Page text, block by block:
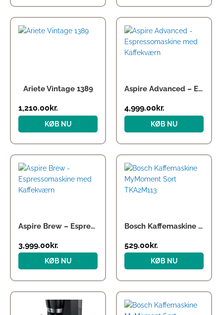
Ariete Vintage 1389
1,210.00 kr.
KØB NU
Aspire Advanced – Espressomaskine med Kaffekværn
4,999.00 kr.
KØB NU
Aspire Brew – Espressomaskine med Kaffekværn
3,999.00kr.
KØB NU
Bosch Kaffemaskine MyMoment Sort TKA2M113
529.00kr.
KØB NU